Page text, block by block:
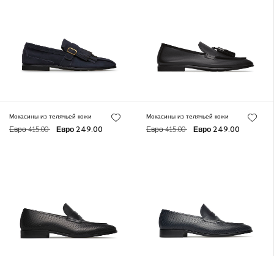
Мокасины из телячьей кожи
Евро 415.00 Евро 249.00
Мокасины из телячьей кожи
Евро 415.00 Евро 249.00